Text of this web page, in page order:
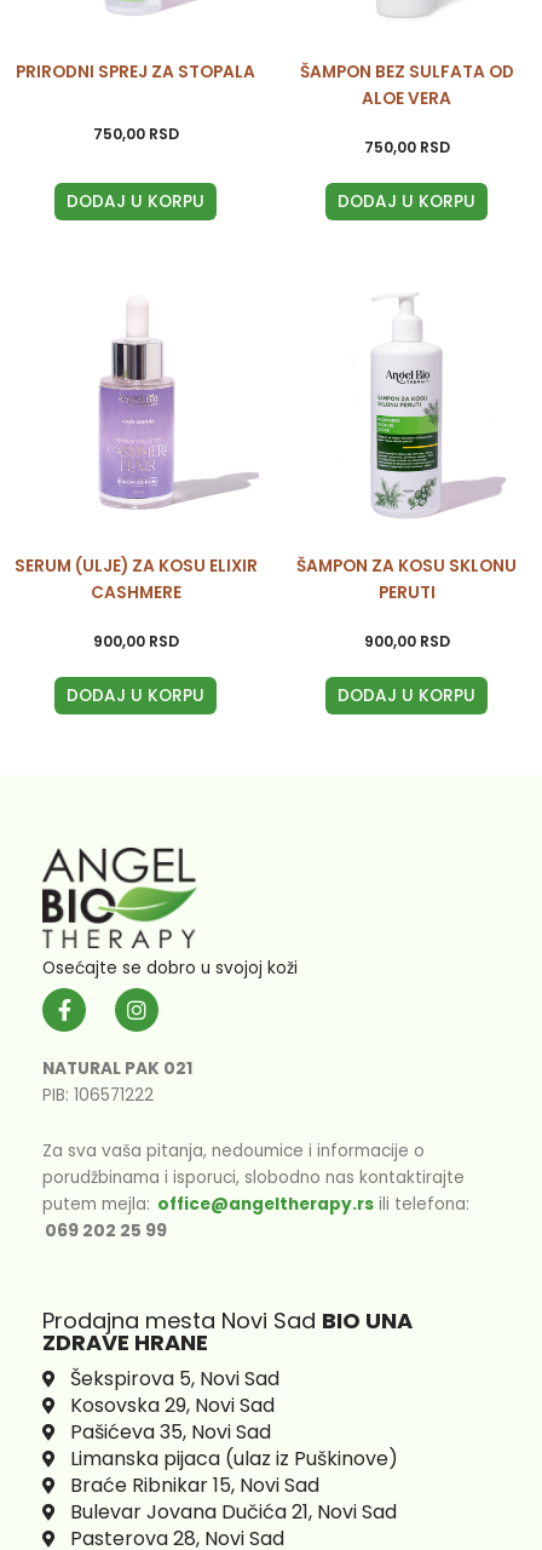
PRIRODNI SPREJ ZA STOPALA
750,00 RSD
DODAJ U KORPU
ŠAMPON BEZ SULFATA OD
ALOE VERA
750,00 RSD
DODAJ U KORPU
SERUM (ULJE) ZA KOSU ELIXIR
CASHMERE
900,00 RSD
DODAJ U KORPU
ŠAMPON ZA KOSU SKLONU
PERUTI
900,00 RSD
DODAJ U KORPU
Osećajte se dobro u svojoj koži
F
a
c
e
b
o
k
-
f
I
n
s
t
a
g
a
m
NATURAL PAK 021
PIB: 106571222
Za sva vaša pitanja, nedoumice i informacije o
porudžbinama i isporuci, slobodno nas kontaktirajte
putem mejla: office@angeltherapy.rs ili telefona:
069 202 25 99
Prodajna mesta Novi Sad BIO UNA
ZDRAVE HRANE
Šekspirova 5, Novi Sad
Kosovska 29, Novi Sad
Pašićeva 35, Novi Sad
Limanska pijaca (ulaz iz Puškinove)
Braće Ribnikar 15, Novi Sad
Bulevar Jovana Dučića 21, Novi Sad
Pasterova 28, Novi Sad